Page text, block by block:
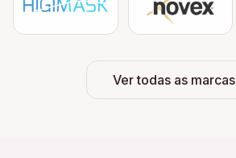
Ver todas as marcas